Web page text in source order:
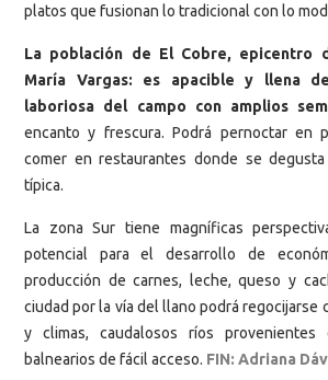
platos que fusionan lo tradicional con lo
La población de El Cobre, epicentro
María Vargas: es apacible y llena
laboriosa del campo con amplios
encanto y frescura. Podrá pernoctar en
comer en restaurantes donde se
típica.
La zona Sur tiene magníficas
potencial para el desarrollo de
producción de carnes, leche, queso y
ciudad por la vía del llano podrá regocijarse
y climas, caudalosos ríos
balnearios de fácil acceso. FIN: Adriana